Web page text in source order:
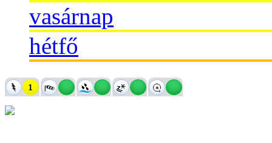
vasárnap
hétfő